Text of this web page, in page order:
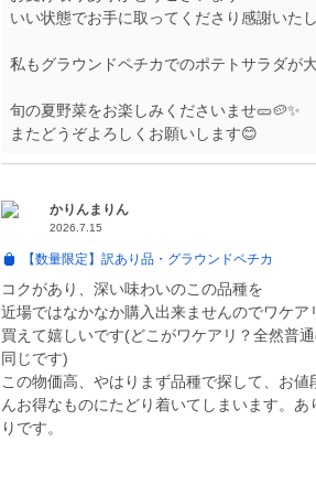
いい状態でお手に取ってくださり感謝いたし
私もグラウンドペチカでのポテトサラダが
旬の夏野菜をお楽しみくださいませ🥒🥔✨️
またどうぞよろしくお願いします😊
かりんまりん
2026.7.15
【数量限定】訳あり品・グラウンドペチカ
コクがあり、深い味わいのこの品種を
近場ではなかなか購入出来ませんのでワケア
買えて嬉しいです(どこがワケアリ？全然普
同じです)
この物価高、やはりまず品種で探して、お値
んお得なものにたどり着いてしまいます。あ
りです。